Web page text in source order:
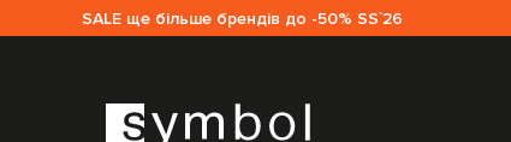
SALE ще більше брендів до -50% SS`26